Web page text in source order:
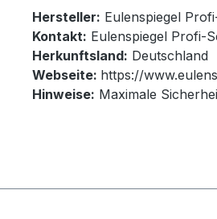
Hersteller: Eulenspiegel
Kontakt: Eulenspiegel Profi-
Herkunftsland: Deutschland
Webseite: https://
Hinweise: Maximale